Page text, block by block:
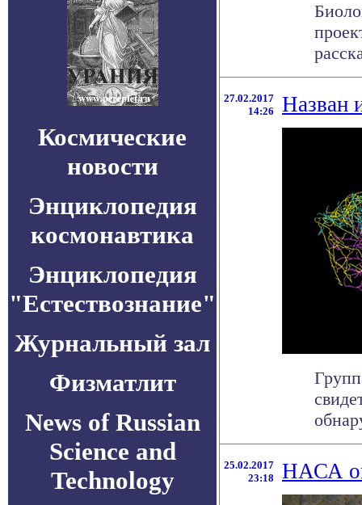
Космические
новости
Энциклопедия
космонавтика
Энциклопедия
"Естествознание"
Журнальный зал
Физматлит
News of Russian
Science and
Technology
27.02.2017
14:26
Назван
25.02.2017
23:18
НАСА